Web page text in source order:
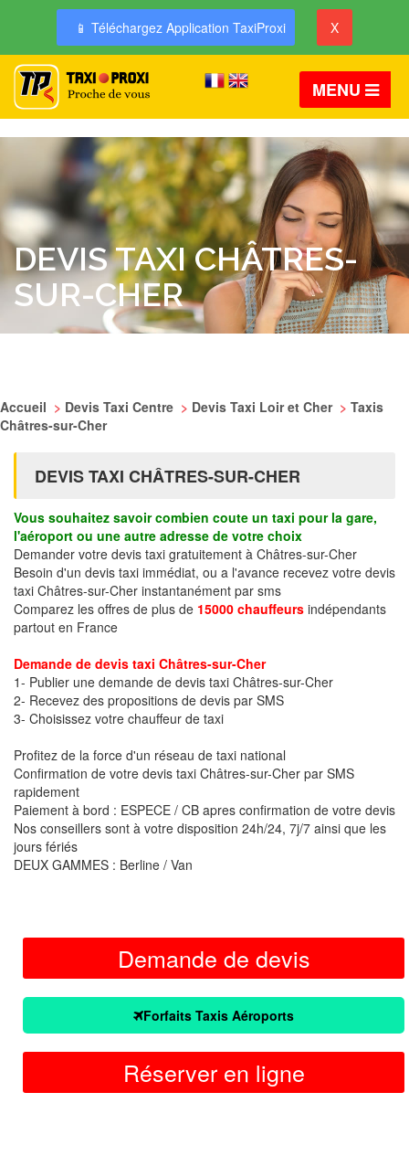
📱 Téléchargez Application TaxiProxi X
MENU
DEVIS TAXI CHÂTRES-
SUR-CHER
Accueil > Devis Taxi Centre > Devis Taxi Loir et Cher > Taxis
Châtres-sur-Cher
DEVIS TAXI CHÂTRES-SUR-CHER
Vous souhaitez savoir combien coute un taxi pour la gare,
l'aéroport ou une autre adresse de votre choix
Demander votre devis taxi gratuitement à Châtres-sur-Cher
Besoin d'un devis taxi immédiat, ou a l'avance recevez votre devis
taxi Châtres-sur-Cher instantanément par sms
Comparez les offres de plus de 15000 chauffeurs indépendants
partout en France
Demande de devis taxi Châtres-sur-Cher
1- Publier une demande de devis taxi Châtres-sur-Cher
2- Recevez des propositions de devis par SMS
3- Choisissez votre chauffeur de taxi
Profitez de la force d'un réseau de taxi national
Confirmation de votre devis taxi Châtres-sur-Cher par SMS
rapidement
Paiement à bord : ESPECE / CB apres confirmation de votre devis
Nos conseillers sont à votre disposition 24h/24, 7j/7 ainsi que les
jours fériés
DEUX GAMMES : Berline / Van
Demande de devis
Forfaits Taxis Aéroports
Réserver en ligne